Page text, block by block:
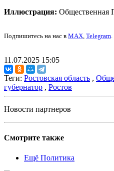
Иллюстрация: Общественная
Подпишитесь на нас в MAX, Telegram.
11.07.2025 15:05
Теги: Ростовская область ,
губернатор , Ростов
Новости партнеров
Смотрите также
Ещё Политика